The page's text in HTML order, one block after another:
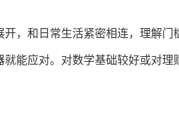
，和日常生活紧密相连，理解门
能应对。对数学基础较好或对理